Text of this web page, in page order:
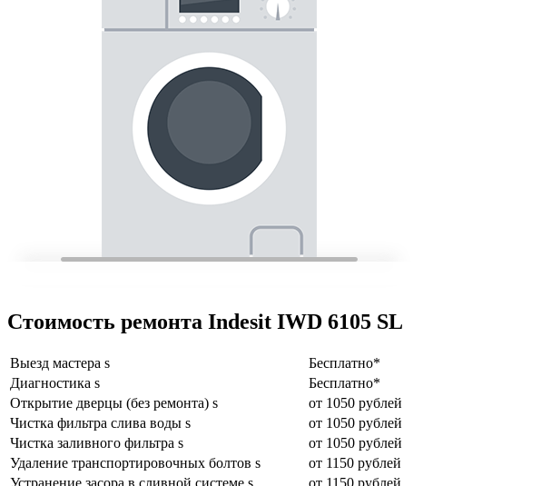
Стоимость ремонта Indesit IWD 6105 SL
Выезд мастера s
Бесплатно*
Диагностика s
Бесплатно*
Открытие дверцы (без ремонта) s
от 1050 рублей
Чистка фильтра слива воды s
от 1050 рублей
Чистка заливного фильтра s
от 1050 рублей
Удаление транспортировочных болтов s
от 1150 рублей
Устранение засора в сливной системе s
от 1150 рублей